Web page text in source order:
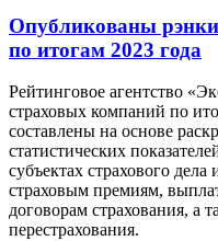
Опубликованы
по итогам 2023 года
Рейтинговое агентство
страховых компаний по
составлены на основе
статистических
субъектах страхового
страховым премиям,
договорам страхования, а
перестрахования.